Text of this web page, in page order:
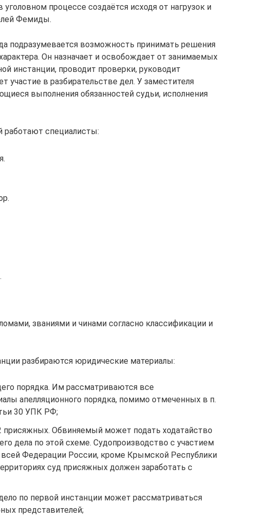
процессе создаётся исходя от нагрузок и
Фемиды.
подразумевается возможность принимать решения
Он назначает и освобождает от занимаемых
инстанции, проводит проверки, руководит
участие в разбирательстве дел. У заместителя
выполнения обязанностей судьи, исполнения
работают специалисты:
званиями и чинами согласно классификации и
разбираются юридические материалы:
порядка. Им рассматриваются все
апелляционного порядка, помимо отмеченных в п.
30 УПК РФ;
присяжных. Обвиняемый может подать ходатайство
дела по этой схеме. Судопроизводство с участием
Федерации России, кроме Крымской Республики
суд присяжных должен заработать с
по первой инстанции может рассматриваться
представителей;